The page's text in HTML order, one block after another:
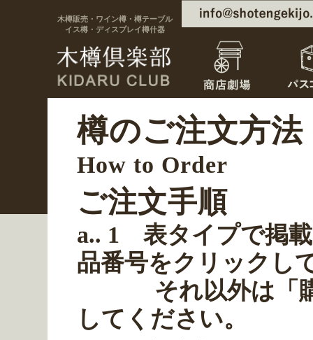
木樽販売・ワイン樽・樽テーブル
イス樽・ディスプレイ樽什器
樽のご注文方法
How to Order
ご注文手順
a.. 1 表タイプで掲
品番号をクリックし
それ以外は「購
してください。